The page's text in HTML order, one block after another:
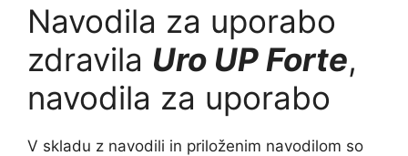
Navodila za uporabo
zdravila Uro UP Forte,
navodila za uporabo
V skladu z navodili in priloženim navodilom so